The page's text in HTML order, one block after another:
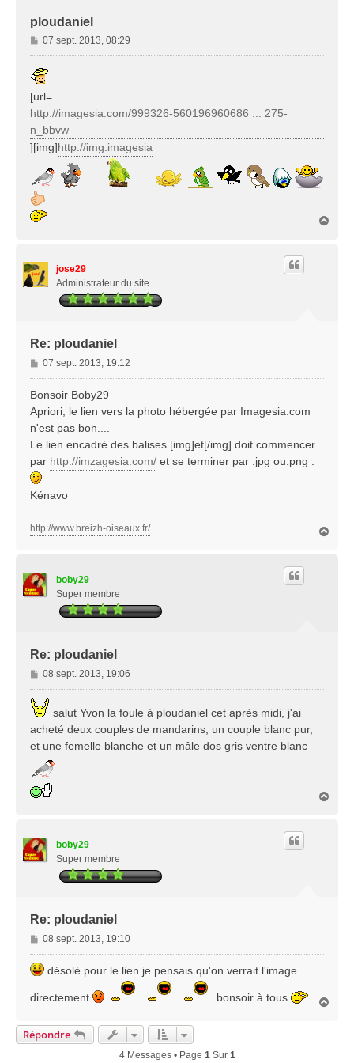
ploudaniel
M
e
s
s
a
g
e
07 sept. 2013, 08:29
[url=
http://imagesia.com/999326-560196960686 ... 275-
n_bbvw
][img]http://img.imagesia
jose29
Administrateur du site
Re: ploudaniel
M
e
s
a
g
e
07 sept. 2013, 19:12
Bonsoir Boby29
Apriori, le lien vers la photo hébergée par Imagesia.com
n'est pas bon....
Le lien encadré des balises [img]et[/img] doit commencer
par http://imzagesia.com/ et se terminer par .jpg ou.png .
Kénavo
http://www.breizh-oiseaux.fr/
boby29
Super membre
Re: ploudaniel
M
e
s
a
g
08 sept. 2013, 19:06
salut Yvon la foule à ploudaniel cet après midi, j'ai
acheté deux couples de mandarins, un couple blanc pur,
et une femelle blanche et un mâle dos gris ventre blanc
boby29
Super membre
Re: ploudaniel
M
e
s
a
e
08 sept. 2013, 19:10
désolé pour le lien je pensais qu'on verrait l'image
directement bonsoir à tous
Répondre
4 Messages • Page 1 Sur 1